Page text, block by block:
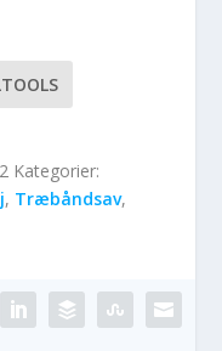
Kategorier:
, Træbåndsav,